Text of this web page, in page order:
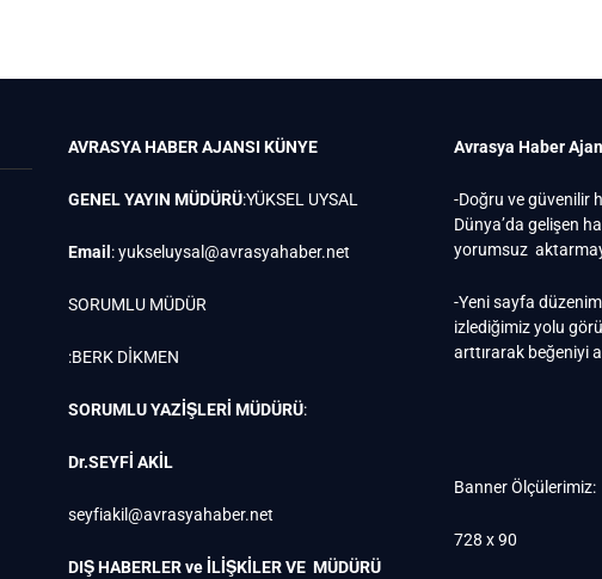
AVRASYA HABER AJANSI KÜNYE
GENEL YAYIN MÜDÜRÜ:YÜKSEL UYSAL
Email :yukseluysal@avrasyahaber.net
SORUMLU MÜDÜR
:BERK DİKMEN
SORUMLU YAZİŞLERİ MÜDÜRÜ:
Dr.SEYFİ AKİL
seyfiakil@avrasyahaber.net
DIŞ HABERLER ve İLİŞKİLER VE MÜDÜRÜ
Avrasya Haber
-Doğru ve güvenilir
Dünya’da gelişen
yorumsuz
-Yeni sayfa
izlediğimiz yolu
arttırarak beğeniyi
Banner Ölçülerimiz:
728 x 90